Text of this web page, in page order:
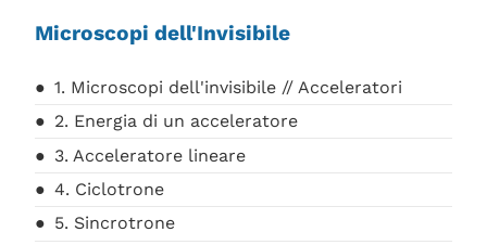
Microscopi dell'Invisibile
1. Microscopi dell'invisibile // Acceleratori
2. Energia di un acceleratore
3. Acceleratore lineare
4. Ciclotrone
5. Sincrotrone